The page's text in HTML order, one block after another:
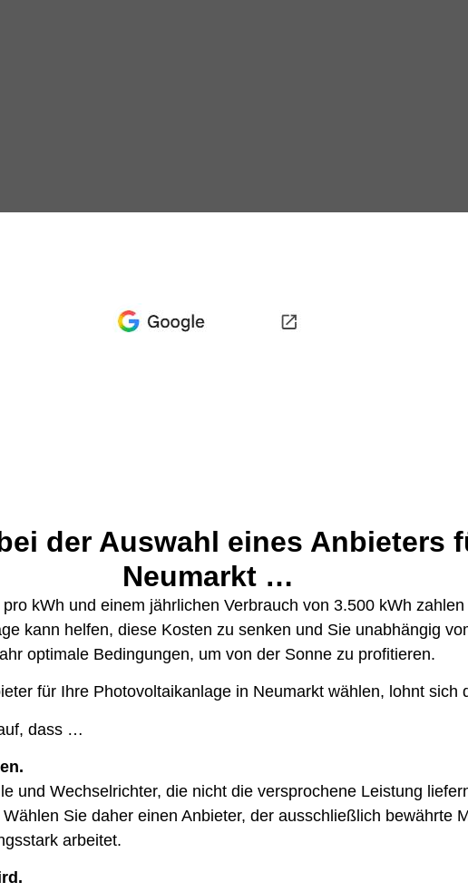
der Auswahl eines Anbieters
Neumarkt …
kWh und einem jährlichen Verbrauch von 3.500 kWh
kann helfen, diese Kosten zu senken und Sie unabhängig
optimale Bedingungen, um von der Sonne zu profitieren.
für Ihre Photovoltaikanlage in Neumarkt wählen, lohnt sich
dass …
und Wechselrichter, die nicht die versprochene Leistung
Sie daher einen Anbieter, der ausschließlich bewährte
arbeitet.